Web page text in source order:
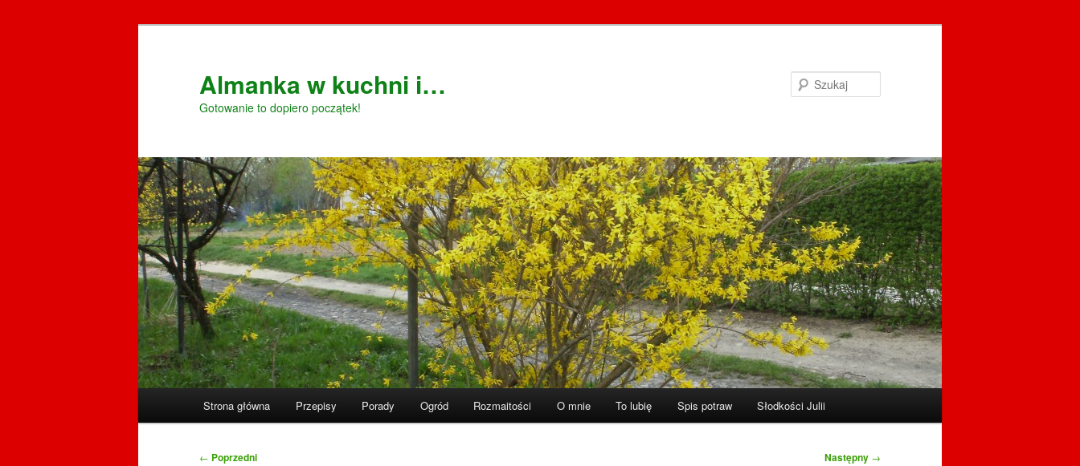
Almanka w kuchni i…
Gotowanie to dopiero początek!
Strona główna Przepisy Porady Ogród Rozmaitości O mnie To lubię Spis potraw Słodkości Julii
Nawigacja
← Poprzedni Następny →